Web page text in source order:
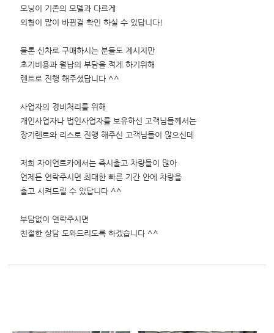
모닝이 기존의 모델과 다르게
외형이 많이 바뀐걸 확인 하실 수 있답니다!
물론 신차로 구매하시는 분들도 계시지만
초기비용과 월납의 부담을 적게 하기위해
렌트로 진행 해주셨답니다 ^^
사업자의 경비처리를 위해
개인사업자나 법인사업자를 보유하신 고객님들께서는
장기렌트와 리스로 진행 해주신 고객님들이 많으신데
저희 자이언트카에서는 즉시출고 차량들이 많아
언제든 연락주시면 최대한 빠른 기간 안에 차량을
출고 시켜드릴 수 있답니다 ^^
부담없이 연락주시면
친절한 상담 도와드리도록 하겠습니다 ^^